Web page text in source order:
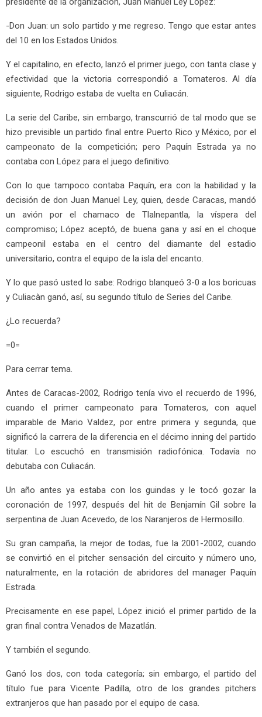
-Don Juan: un solo partido y me regreso. Tengo que estar antes
del 10 en los Estados Unidos.
Y el capitalino, en efecto, lanzó el primer juego, con tanta clase y
efectividad que la victoria correspondió a Tomateros. Al día
siguiente, Rodrigo estaba de vuelta en Culiacán.
La serie del Caribe, sin embargo, transcurrió de tal modo que se
hizo previsible un partido final entre Puerto Rico y México, por el
campeonato de la competición; pero Paquín Estrada ya no
contaba con López para el juego definitivo.
Con lo que tampoco contaba Paquín, era con la habilidad y la
decisión de don Juan Manuel Ley, quien, desde Caracas, mandó
un avión por el chamaco de Tlalnepantla, la víspera del
compromiso; López aceptó, de buena gana y así en el choque
campeonil estaba en el centro del diamante del estadio
universitario, contra el equipo de la isla del encanto.
Y lo que pasó usted lo sabe: Rodrigo blanqueó 3-0 a los boricuas
y Culiacàn ganó, así, su segundo título de Series del Caribe.
¿Lo recuerda?
=0=
Para cerrar tema.
Antes de Caracas-2002, Rodrigo tenía vivo el recuerdo de 1996,
cuando el primer campeonato para Tomateros, con aquel
imparable de Mario Valdez, por entre primera y segunda, que
significó la carrera de la diferencia en el décimo inning del partido
titular. Lo escuchó en transmisión radiofónica. Todavía no
debutaba con Culiacán.
Un año antes ya estaba con los guindas y le tocó gozar la
coronación de 1997, después del hit de Benjamín Gil sobre la
serpentina de Juan Acevedo, de los Naranjeros de Hermosillo.
Su gran campaña, la mejor de todas, fue la 2001-2002, cuando
se convirtió en el pitcher sensación del circuito y número uno,
naturalmente, en la rotación de abridores del manager Paquín
Estrada.
Precisamente en ese papel, López inició el primer partido de la
gran final contra Venados de Mazatlán.
Y también el segundo.
Ganó los dos, con toda categoría; sin embargo, el partido del
título fue para Vicente Padilla, otro de los grandes pitchers
extranjeros que han pasado por el equipo de casa.